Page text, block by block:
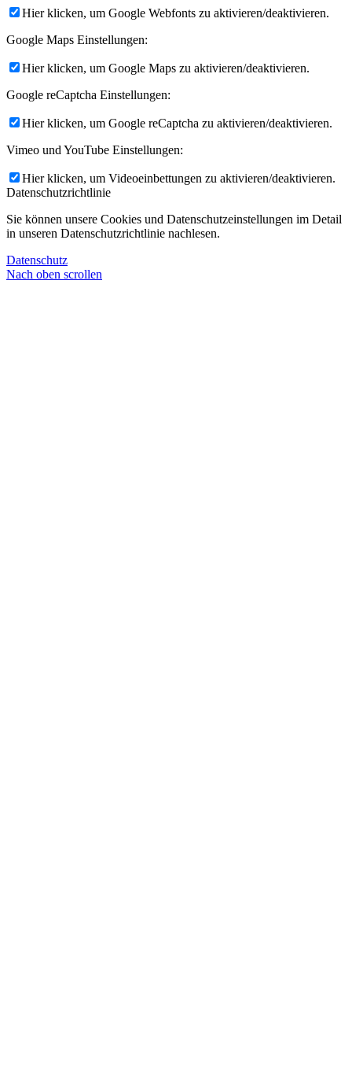
Hier klicken, um Google Webfonts zu aktivieren/deaktivieren.
Google Maps Einstellungen:
Hier klicken, um Google Maps zu aktivieren/deaktivieren.
Google reCaptcha Einstellungen:
Hier klicken, um Google reCaptcha zu aktivieren/deaktivieren.
Vimeo und YouTube Einstellungen:
Hier klicken, um Videoeinbettungen zu aktivieren/deaktivieren.
Datenschutzrichtlinie
Sie können unsere Cookies und Datenschutzeinstellungen im Detail
in unseren Datenschutzrichtlinie nachlesen.
Datenschutz
Nach oben scrollen